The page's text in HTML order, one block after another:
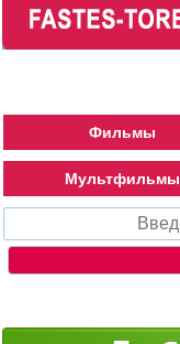
Фильмы
Мультфильмы